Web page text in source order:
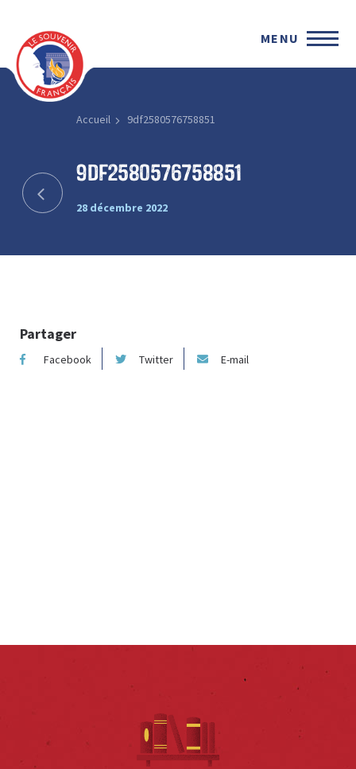
MENU
Accueil 9df2580576758851
9df2580576758851
28 décembre 2022
Partager
Facebook Twitter E-mail